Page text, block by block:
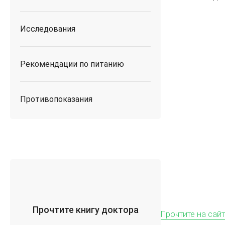
Исследования
Рекомендации по питанию
Противопоказания
Прочтите книгу доктора Прочтите на